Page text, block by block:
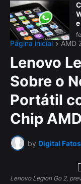
Página inicial AMD
Lenovo
Sobre o
Portátil
Chip
by Digital Fatos
Lenovo Legion Go 2,